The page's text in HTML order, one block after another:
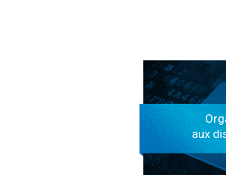
إلى المعلومة
aux